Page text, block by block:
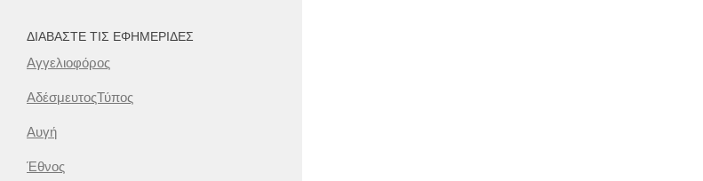
ΔΙΑΒΆΣΤΕ ΤΙΣ ΕΦΗΜΕΡΊΔΕΣ
Αγγελιοφόρος
ΑδέσμευτοςΤύπος
Αυγή
Έθνος